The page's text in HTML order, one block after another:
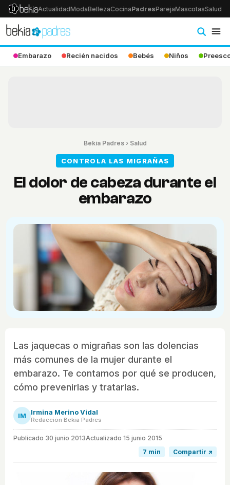
ActualidadModaBellezaCocinaPadresParejaMascotasSalud
Embarazo Recién nacidos Bebés Niños
Bekia Padres› Salud
CONTROLA LAS MIGRAÑAS
El dolor de cabeza durante el
embarazo
Las jaquecas o migrañas son las dolencias
más comunes de la mujer durante el
embarazo. Te contamos por qué se producen,
cómo prevenirlas y tratarlas.
IM Irmina Merino Vidal
Redacción Bekia Padres
Publicado 30 junio 2013Actualizado 15 junio 2015
7 min
Compartir ↗